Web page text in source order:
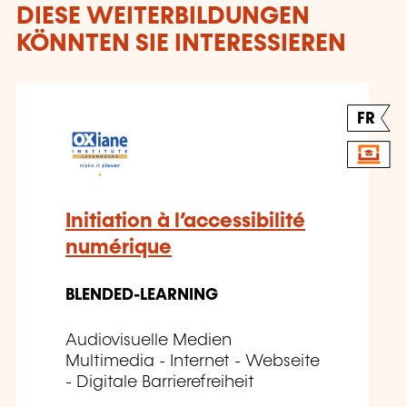
DIESE WEITERBILDUNGEN
KÖNNTEN SIE INTERESSIEREN
FR
Initiation à l’accessibilité
numérique
BLENDED-LEARNING
Audiovisuelle Medien
Multimedia - Internet - Webseite
- Digitale Barrierefreiheit